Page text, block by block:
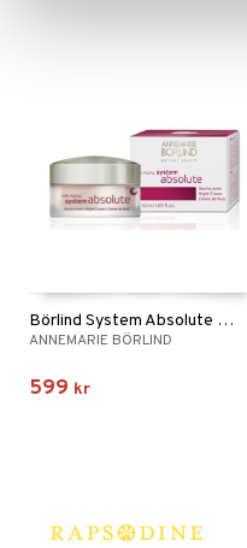
Börlind System Absolute Night Creme
ANNEMARIE BÖRLIND
599 kr